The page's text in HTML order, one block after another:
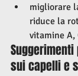
migliorare
riduce la
vitamine A,
sui capelli e